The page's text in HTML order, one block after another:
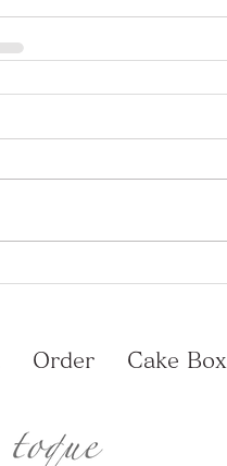
Order Cake Box